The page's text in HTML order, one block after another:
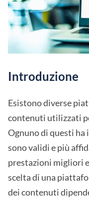
Introduzione
Esistono diverse
contenuti utilizzati
Ognuno di questi ha
sono validi e più
prestazioni migliori
scelta di una
dei contenuti